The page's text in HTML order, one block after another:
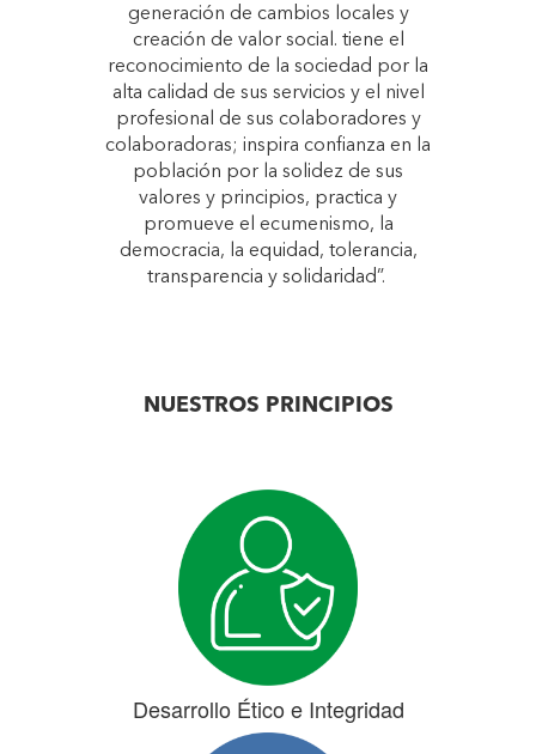
generación de cambios locales y
creación de valor social. tiene el
reconocimiento de la sociedad por la
alta calidad de sus servicios y el nivel
profesional de sus colaboradores y
colaboradoras; inspira confianza en la
población por la solidez de sus
valores y principios, practica y
promueve el ecumenismo, la
democracia, la equidad, tolerancia,
transparencia y solidaridad”.
NUESTROS PRINCIPIOS
Desarrollo Ético e Integridad